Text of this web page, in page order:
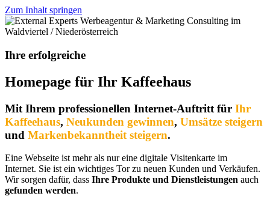
Zum Inhalt springen
Ihre erfolgreiche
Homepage für Ihr Kaffeehaus
Mit Ihrem professionellen Internet-Auftritt für Ihr
Kaffeehaus, Neukunden gewinnen, Umsätze steigern
und Markenbekanntheit steigern.
Eine Webseite ist mehr als nur eine digitale Visitenkarte im
Internet. Sie ist ein wichtiges Tor zu neuen Kunden und Verkäufen.
Wir sorgen dafür, dass Ihre Produkte und Dienstleistungen auch
gefunden werden.